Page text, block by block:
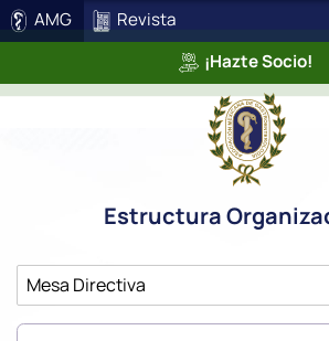
AMG
Revista
¡Hazte Socio!
Estructura